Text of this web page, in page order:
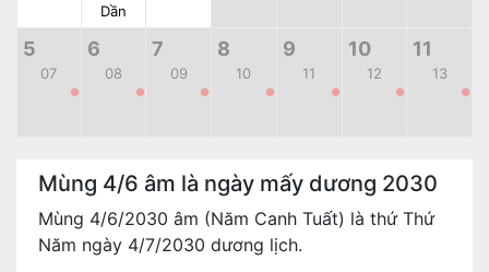
Dần
5
07
●
6
08
●
7
09
●
8
10
●
9
11
●
10
12
●
11
13
●
Mùng 4/6 âm là ngày mấy dương 2030
Mùng 4/6/2030 âm (Năm Canh Tuất) là thứ Thứ
Năm ngày 4/7/2030 dương lịch.